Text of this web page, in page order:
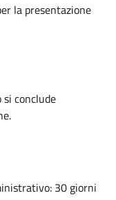
la presentazione
conclude
30 giorni